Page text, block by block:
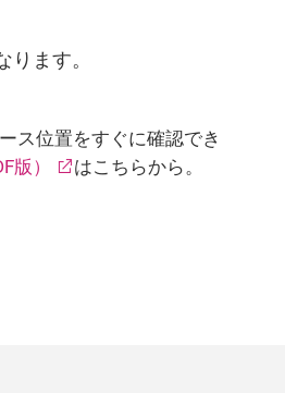
ます。
ス位置をすぐに確認でき
版） はこちらから。